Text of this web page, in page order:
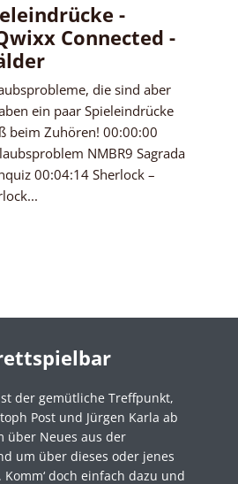
-
Connected -
die sind aber
ein paar Spieleindrücke
beim Zuhören! 00:00:00
NMBR9 Sagrada
00:04:14 Sherlock –
der gemütliche Treffpunkt,
Post und Jürgen Karla ab
über Neues aus der
um über dieses oder jenes
doch einfach dazu und